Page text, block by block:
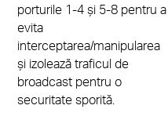
porturile 1-4 și 5-8 pentru a
evita
interceptarea/manipularea
și izolează traficul de
broadcast pentru o
securitate sporită.